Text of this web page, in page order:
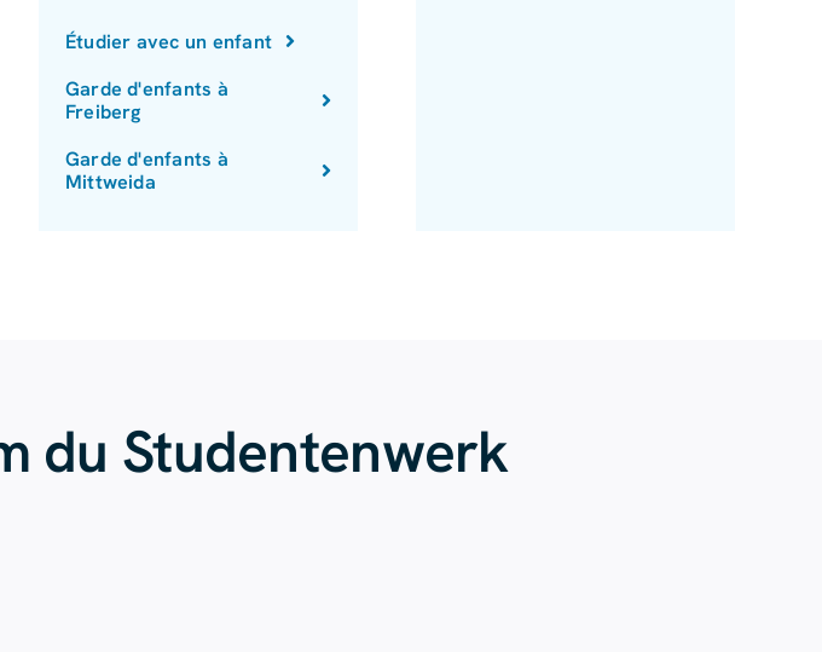
Étudier avec un enfant
Garde d'enfants à
Freiberg
Garde d'enfants à
Mittweida
du Studentenwerk